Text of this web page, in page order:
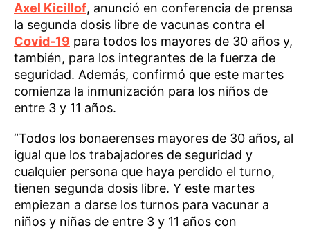
Axel Kicillof, anunció en conferencia de prensa
la segunda dosis libre de vacunas contra el
Covid-19 para todos los mayores de 30 años y,
también, para los integrantes de la fuerza de
seguridad. Además, confirmó que este martes
comienza la inmunización para los niños de
entre 3 y 11 años.
“Todos los bonaerenses mayores de 30 años, al
igual que los trabajadores de seguridad y
cualquier persona que haya perdido el turno,
tienen segunda dosis libre. Y este martes
empiezan a darse los turnos para vacunar a
niños y niñas de entre 3 y 11 años con